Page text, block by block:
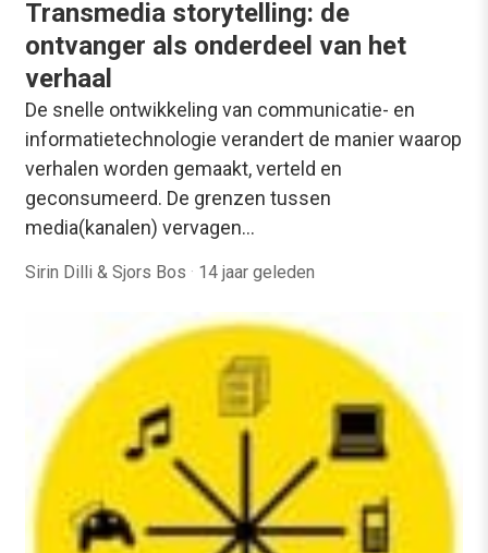
Transmedia storytelling: de
ontvanger als onderdeel van het
verhaal
De snelle ontwikkeling van communicatie- en
informatietechnologie verandert de manier waarop
verhalen worden gemaakt, verteld en
geconsumeerd. De grenzen tussen
media(kanalen) vervagen…
Sirin Dilli & Sjors Bos · 14 jaar geleden